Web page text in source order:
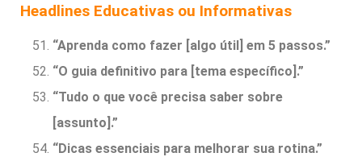
Headlines Educativas ou Informativas
“Aprenda como fazer [algo útil] em 5 passos.”
“O guia definitivo para [tema específico].”
“Tudo o que você precisa saber sobre
[assunto].”
“Dicas essenciais para melhorar sua rotina.”